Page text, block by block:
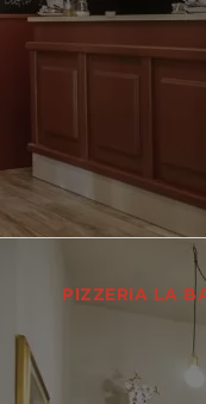
PIZZERIA LA